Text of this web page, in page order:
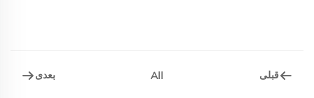
قبلی All بعدی